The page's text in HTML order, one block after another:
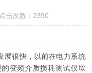
次数：2390
展很快，以前在电力系统
变频介质损耗测试仪取